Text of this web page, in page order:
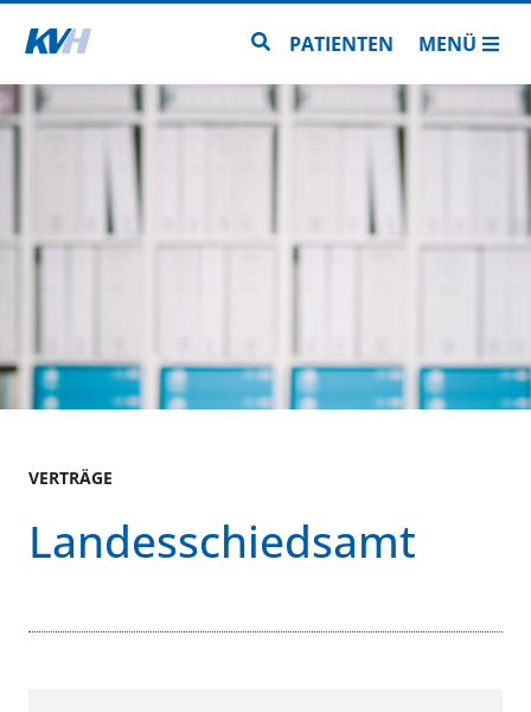
Zur Startseite Zur Seitensuche
PATIENTEN MENÜ
VERTRÄGE
Landesschiedsamt